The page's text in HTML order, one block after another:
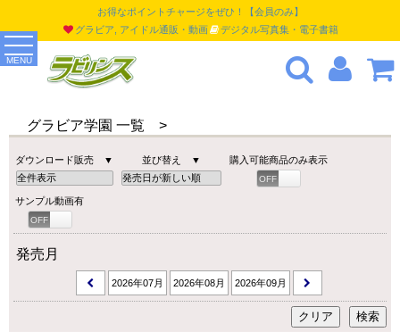
MENU
お得なポイントチャージをぜひ！【会員のみ】
グラビア, アイドル通販・動画
デジタル写真集・電子書籍
グラビア学園 一覧 >
ダウンロード販売 ▼ 並び替え ▼ 購入可能商品のみ表示
OFF
サンプル動画有
OFF
発売月
2026年07月 2026年08月 2026年09月